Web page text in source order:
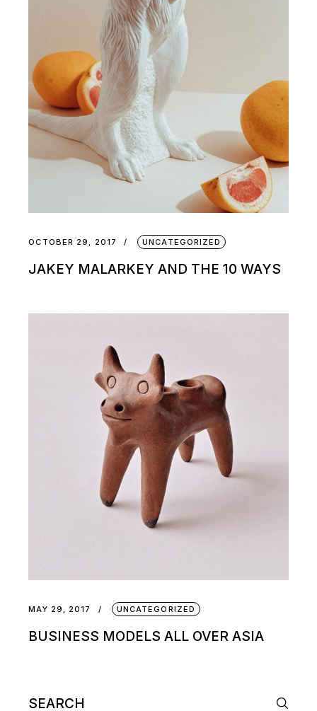
OCTOBER 29, 2017 UNCATEGORIZED
JAKEY MALARKEY AND THE 10 WAYS
MAY 29, 2017 UNCATEGORIZED
BUSINESS MODELS ALL OVER ASIA